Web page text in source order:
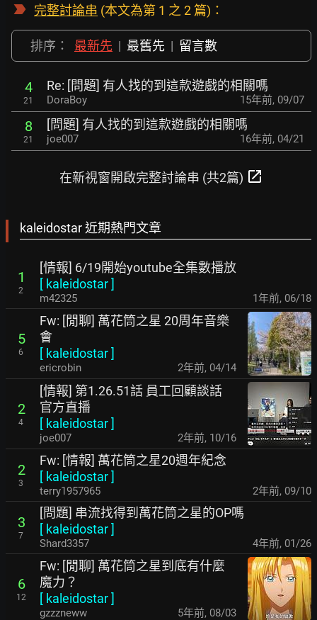
完整討論串 (本文為第 1 之 2 篇)：
排序： 最新先 | 最舊先 | 留言數
4
21
Re: [問題] 有人找的到這款遊戲的相關嗎
DoraBoy 15年前, 09/07
8
21
[問題] 有人找的到這款遊戲的相關嗎
joe007 16年前, 04/21
在新視窗開啟完整討論串 (共2篇) open_in_new
kaleidostar 近期熱門文章
1
2
[情報] 6/19開始youtube全集數播放
[ kaleidostar]
m42325 1年前, 06/18
5
6
Fw: [閒聊] 萬花筒之星 20周年音樂
會
[ kaleidostar]
ericrobin 2年前, 04/14
2
4
[情報] 第1.26.51話 員工回顧談話
官方直播
[ kaleidostar]
joe007 2年前, 10/16
2
3
Fw: [情報] 萬花筒之星20週年紀念
[ kaleidostar]
terry1957965 2年前, 09/10
3
7
[問題] 串流找得到萬花筒之星的OP嗎
[ kaleidostar]
Shard3357 4年前, 01/26
6
12
Fw: [閒聊] 萬花筒之星到底有什麼
魔力？
[ kaleidostar]
gzzzneww 5年前, 08/03